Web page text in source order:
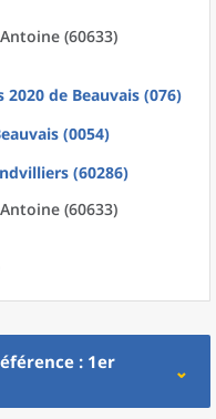
(60633)
2020 de Beauvais (076)
(0054)
(60286)
(60633)
: 1er